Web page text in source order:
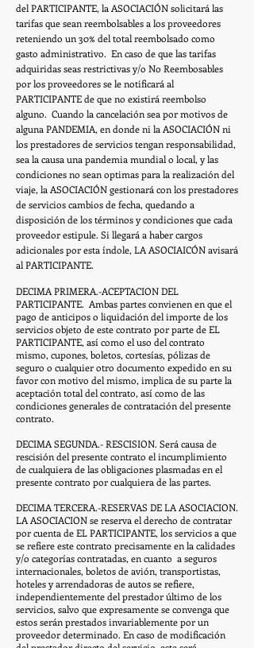
del PARTICIPANTE, la ASOCIACIÓN solicitará las
tarifas que sean reembolsables a los proveedores
reteniendo un 30% del total reembolsado como
gasto administrativo. En caso de que las tarifas
adquiridas seas restrictivas y/o No Reembosables
por los proveedores se le notificará al
PARTICIPANTE de que no existirá reembolso
alguno. Cuando la cancelación sea por motivos de
alguna PANDEMIA, en donde ni la ASOCIACIÓN ni
los prestadores de servicios tengan responsabilidad,
sea la causa una pandemia mundial o local, y las
condiciones no sean optimas para la realización del
viaje, la ASOCIACIÓN gestionará con los prestadores
de servicios cambios de fecha, quedando a
disposición de los términos y condiciones que cada
proveedor estipule. Si llegará a haber cargos
adicionales por esta índole, LA ASOCIAICÓN avisará
al PARTICIPANTE.
DECIMA PRIMERA.-ACEPTACION DEL
PARTICIPANTE. Ambas partes convienen en que el
pago de anticipos o liquidación del importe de los
servicios objeto de este contrato por parte de EL
PARTICIPANTE, así como el uso del contrato
mismo, cupones, boletos, cortesías, pólizas de
seguro o cualquier otro documento expedido en su
favor con motivo del mismo, implica de su parte la
aceptación total del contrato, así como de las
condiciones generales de contratación del presente
contrato.
DECIMA SEGUNDA.- RESCISION. Será causa de
rescisión del presente contrato el incumplimiento
de cualquiera de las obligaciones plasmadas en el
presente contrato por cualquiera de las partes.
DECIMA TERCERA.-RESERVAS DE LA ASOCIACION.
LA ASOCIACION se reserva el derecho de contratar
por cuenta de EL PARTICIPANTE, los servicios a que
se refiere este contrato precisamente en la calidades
y/o categorías contratadas, en cuanto a seguros
internacionales, boletos de avión, transportistas,
hoteles y arrendadoras de autos se refiere,
independientemente del prestador último de los
servicios, salvo que expresamente se convenga que
estos serán prestados invariablemente por un
proveedor determinado. En caso de modificación